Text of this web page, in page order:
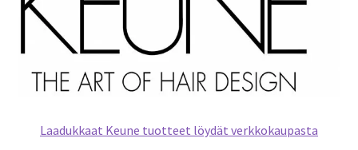
Laadukkaat Keune tuotteet löydät verkkokaupasta